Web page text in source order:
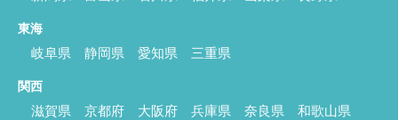
東海
岐阜県 静岡県 愛知県 三重県
関西
滋賀県 京都府 大阪府 兵庫県 奈良県 和歌山県